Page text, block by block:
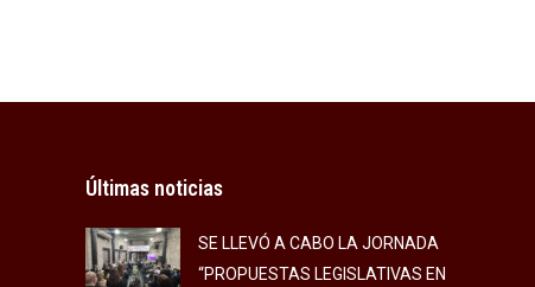
Últimas noticias
SE LLEVÓ A CABO LA JORNADA
“PROPUESTAS LEGISLATIVAS EN